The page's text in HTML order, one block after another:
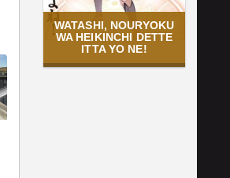
WATASHI, NOURYOKU
WA HEIKINCHI DETTE
ITTA YO NE!